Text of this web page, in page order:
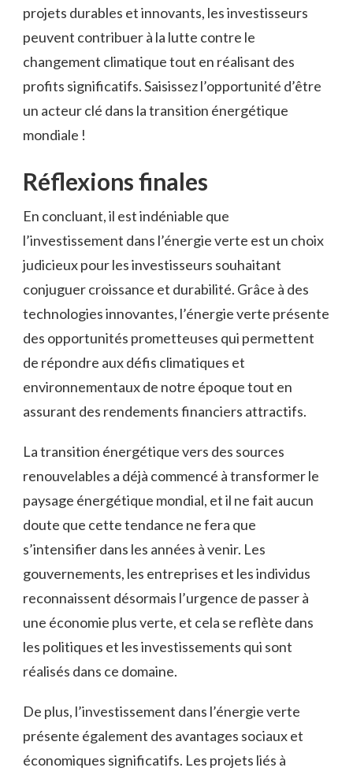
projets durables et innovants, les‍ investisseurs‌
peuvent contribuer à la lutte contre le
changement climatique tout en réalisant ⁣des⁣
profits significatifs. Saisissez l’opportunité d’être⁣
un acteur clé dans ​la⁣ transition énergétique ​
mondiale ​! ⁣
Réflexions ‌finales
En concluant, il est indéniable que
l’investissement dans l’énergie verte est un choix
judicieux pour les investisseurs souhaitant
conjuguer croissance et durabilité. ‍Grâce à des
technologies innovantes, l’énergie verte⁤ présente
des opportunités⁣ prometteuses qui permettent
de répondre⁣ aux défis climatiques et
‍environnementaux de notre époque tout en
assurant des rendements financiers attractifs.
La transition énergétique vers des sources
renouvelables ‌a déjà commencé à transformer le
paysage énergétique mondial, et il ne fait aucun
doute que⁣ cette tendance ne fera que
s’intensifier ⁣dans les‌ années à​ venir. Les⁣
gouvernements, les entreprises ‍et les individus​
reconnaissent désormais l’urgence de passer‍ à
une économie plus verte, et cela se reflète dans
les politiques‌ et les‌ investissements qui sont
réalisés⁤ dans ​ce domaine.
De plus, l’investissement dans ⁣l’énergie verte
présente également des avantages sociaux et
‍économiques significatifs.​ Les projets liés‌ à